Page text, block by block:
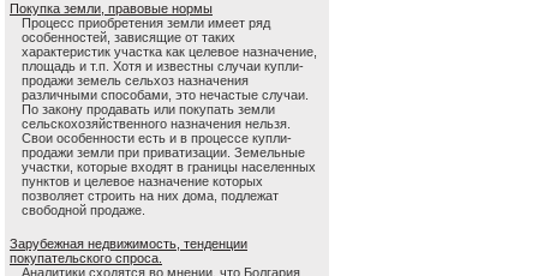
Покупка земли, правовые нормы
Процесс приобретения земли имеет ряд
особенностей, зависящие от таких
характеристик участка как целевое назначение,
площадь и т.п. Хотя и известны случаи купли-
продажи земель сельхоз назначения
различными способами, это нечастые случаи.
По закону продавать или покупать земли
сельскохозяйственного назначения нельзя.
Свои особенности есть и в процессе купли-
продажи земли при приватизации. Земельные
участки, которые входят в границы населенных
пунктов и целевое назначение которых
позволяет строить на них дома, подлежат
свободной продаже.
Зарубежная недвижимость, тенденции
покупательского спроса.
Аналитики сходятся во мнении, что Болгария